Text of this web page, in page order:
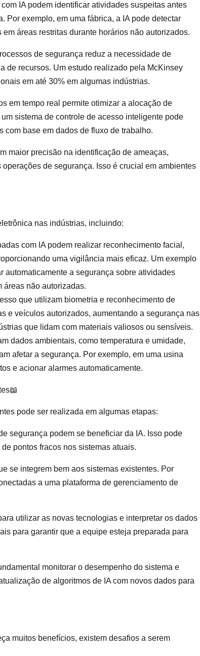
IA podem identificar atividades suspeitas antes
Por exemplo, em uma fábrica, a IA pode detectar
áreas restritas durante horários não autorizados.
de segurança reduz a necessidade de
de recursos. Um estudo realizado pela McKinsey
em até 30% em algumas indústrias.
em tempo real permite otimizar a alocação de
sistema de controle de acesso inteligente pode
com base em dados de fluxo de trabalho.
maior precisão na identificação de ameaças,
de segurança. Isso é crucial em ambientes
nas indústrias, incluindo:
com IA podem realizar reconhecimento facial,
uma vigilância mais eficaz. Um exemplo
automaticamente a segurança sobre atividades
áreas não autorizadas.
que utilizam biometria e reconhecimento de
e veículos autorizados, aumentando a segurança nas
que lidam com materiais valiosos ou sensíveis.
dados ambientais, como temperatura e umidade,
afetar a segurança. Por exemplo, em uma usina
e acionar alarmes automaticamente.
pode ser realizada em algumas etapas:
segurança podem se beneficiar da IA. Isso pode
pontos fracos nos sistemas atuais.
se integrem bem aos sistemas existentes. Por
a uma plataforma de gerenciamento de
utilizar as novas tecnologias e interpretar os dados
para garantir que a equipe esteja preparada para
monitorar o desempenho do sistema e
de algoritmos de IA com novos dados para
muitos benefícios, existem desafios a serem